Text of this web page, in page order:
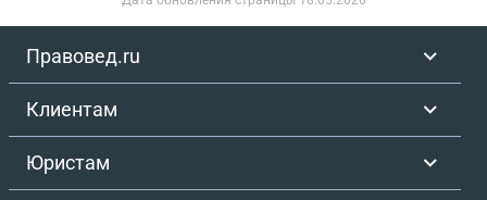
Правовед.ru
Клиентам
Юристам